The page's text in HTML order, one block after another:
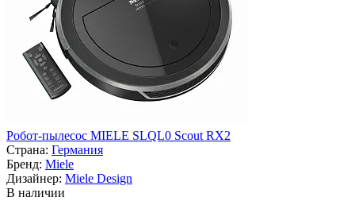
Робот-пылесос MIELE SLQL0 Scout RX2
Страна: Германия
Бренд: Miele
Дизайнер: Miele Design
В наличии